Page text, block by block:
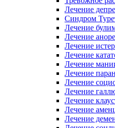
Лечение
Синдром
Лечение
Лечение
Лечение
Лечение
Лечение
Лечение
Лечение
Лечение
Лечение
Лечение
Лечение